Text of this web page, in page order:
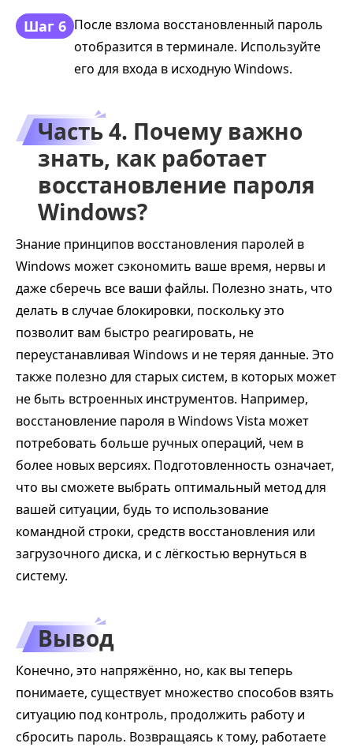
Шаг 6 После взлома восстановленный пароль
отобразится в терминале. Используйте
его для входа в исходную Windows.
Часть 4. Почему важно
знать, как работает
восстановление пароля
Windows?
Знание принципов восстановления паролей в
Windows может сэкономить ваше время, нервы и
даже сберечь все ваши файлы. Полезно знать, что
делать в случае блокировки, поскольку это
позволит вам быстро реагировать, не
переустанавливая Windows и не теряя данные. Это
также полезно для старых систем, в которых может
не быть встроенных инструментов. Например,
восстановление пароля в Windows Vista может
потребовать больше ручных операций, чем в
более новых версиях. Подготовленность означает,
что вы сможете выбрать оптимальный метод для
вашей ситуации, будь то использование
командной строки, средств восстановления или
загрузочного диска, и с лёгкостью вернуться в
систему.
Вывод
Конечно, это напряжённо, но, как вы теперь
понимаете, существует множество способов взять
ситуацию под контроль, продолжить работу и
сбросить пароль. Возвращаясь к тому, работаете